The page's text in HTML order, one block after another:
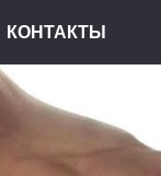
КОНТАКТЫ